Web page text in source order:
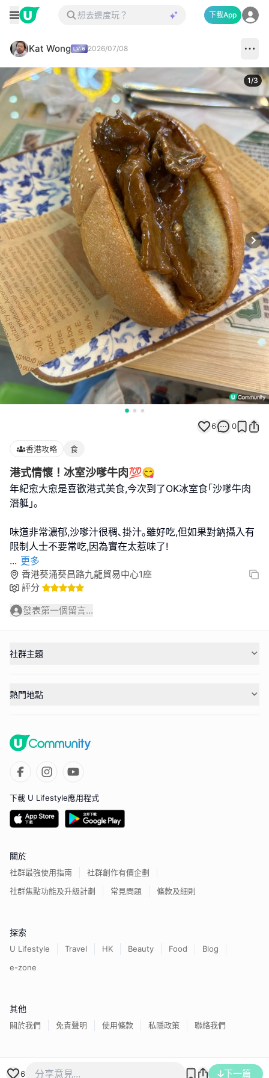
下載App
Kat Wong 2026/07/08
1/3
6 0
香港攻略 食
港式情懷！冰室沙嗲牛肉💯😋
年紀愈大愈是喜歡港式美食,今次到了OK冰室食｢沙嗲牛肉
潛艇｣｡
味道非常濃郁,沙嗲汁很稠､掛汁｡雖好吃,但如果對鈉攝入有
... 更多
香港葵涌葵昌路九龍貿易中心1座
評分
發表第一個留言...
6 下一篇
社群主題
熱門地點
下載 U Lifestyle應用程式
關於
社群最強使用指南
社群創作有價企劃
社群焦點功能及升級計劃
常見問題 條款及細則
探索
U Lifestyle Travel HK Beauty Food
Blog
e-zone
其他
關於我們 免責聲明 使用條款 私隱政策 聯絡我們
香港經濟日報版權所有©